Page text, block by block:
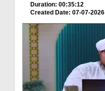
Duration: 00:35:12
Created Date: 07-07-2026